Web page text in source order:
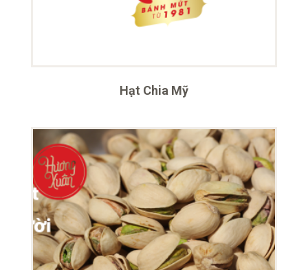
Hạt Chia Mỹ